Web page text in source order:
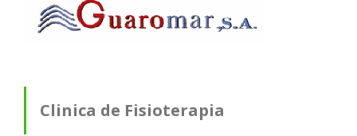
Clinica de Fisioterapia